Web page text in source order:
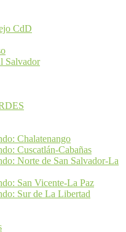
CdD
Salvador
Chalatenango
Cuscatlán-Cabañas
Norte de San Salvador-La
San Vicente-La Paz
Sur de La Libertad